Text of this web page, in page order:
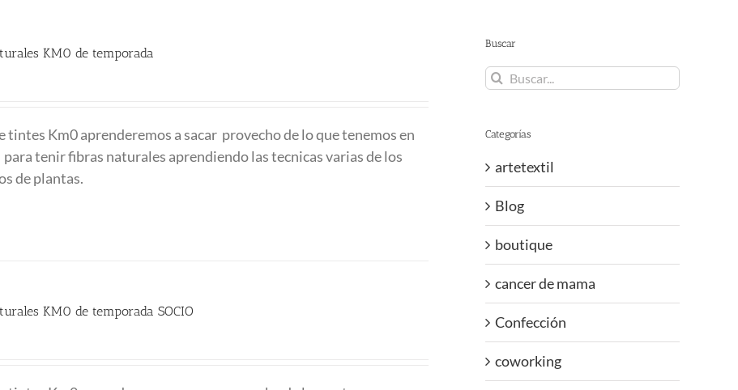
KM0 de temporada
tintes Km0 aprenderemos a sacar provecho de lo que tenemos en
tenir fibras naturales aprendiendo las tecnicas varias de los
de plantas.
KM0 de temporada SOCIO
Buscar
Buscar:
Categorías
artetextil
Blog
boutique
cancer de mama
Confección
coworking